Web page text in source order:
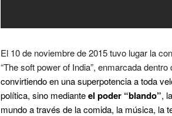
El 10 de noviembre de 2015 tuvo lugar la
“The soft power of India”, enmarcada dentro
convirtiendo en una superpotencia a toda
política, sino medianteel poder “blando”,
mundo a través de la comida, la música, la